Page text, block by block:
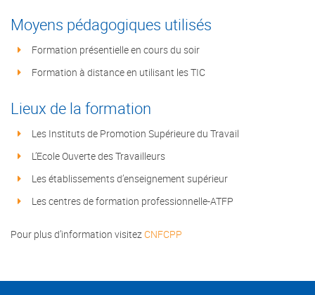
Moyens pédagogiques utilisés
Formation présentielle en cours du soir
Formation à distance en utilisant les TIC
Lieux de la formation
Les Instituts de Promotion Supérieure du Travail
L’Ecole Ouverte des Travailleurs
Les établissements d’enseignement supérieur
Les centres de formation professionnelle-ATFP
Pour plus d’information visitez CNFCPP